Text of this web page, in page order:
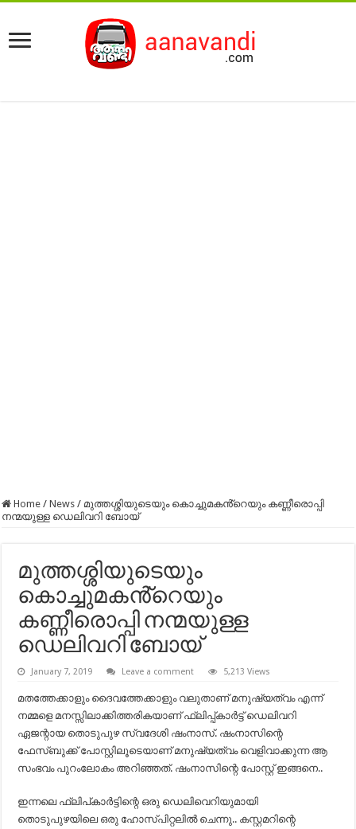
Home / News / മുത്തശ്ശിയുടെയും കൊച്ചുമകൻ്റെയും കണ്ണീരൊപ്പി
നന്മയുള്ള ഡെലിവറി ബോയ്
മുത്തശ്ശിയുടെയും
കൊച്ചുമകൻ്റെയും
കണ്ണീരൊപ്പി നന്മയുള്ള
ഡെലിവറി ബോയ്
January 7, 2019 Leave a comment 5,213 Views
മതത്തേക്കാളും ദൈവത്തേക്കാളും വലുതാണ് മനുഷ്യത്വം എന്ന്
നമ്മളെ മനസ്സിലാക്കിത്തരികയാണ് ഫ്ലിപ്പ്കാർട്ട് ഡെലിവറി
ഏജന്റായ തൊടുപുഴ സ്വദേശി ഷംനാസ്. ഷംനാസിന്റെ
ഫേസ്‌ബുക്ക് പോസ്റ്റിലൂടെയാണ് മനുഷ്യത്വം വെളിവാക്കുന്ന ആ
സംഭവം പുറംലോകം അറിഞ്ഞത്. ഷംനാസിന്റെ പോസ്റ്റ് ഇങ്ങനെ..
ഇന്നലെ ഫ്ലിപ്കാർട്ടിന്റെ ഒരു ഡെലിവെറിയുമായി
തൊടുപുഴയിലെ ഒരു ഹോസ്പിറ്റലിൽ ചെന്നു.. കസ്റ്റമറിന്റെ